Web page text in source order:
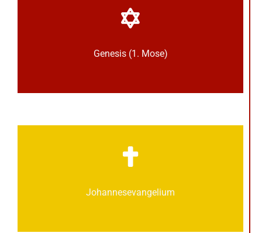
Genesis (1. Mose)
Johannes­­evangelium